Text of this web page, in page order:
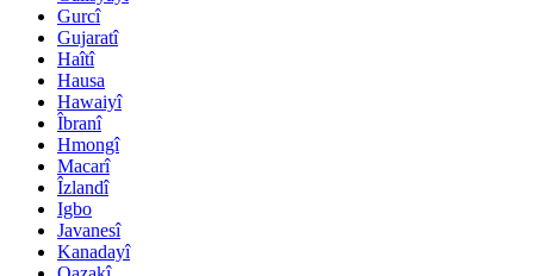
Gurcî
Gujaratî
Haîtî
Hausa
Hawaiyî
Îbranî
Hmongî
Macarî
Îzlandî
Igbo
Javanesî
Kanadayî